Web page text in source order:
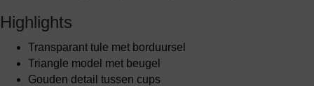
Highlights
Transparant tule met borduursel
Triangle model met beugel
Gouden detail tussen cups